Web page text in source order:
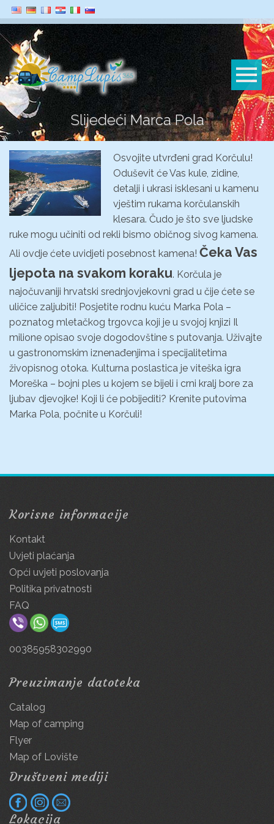
Slijedeći Marca Pola
Osvojite utvrđeni grad Korčulu!
Oduševit će Vas kule, zidine,
detalji i ukrasi isklesani u kamenu
vještim rukama korčulanskih
klesara. Čudo je što sve ljudske
ruke mogu učiniti od rekli bismo običnog sivog kamena.
Ali ovdje ćete uvidjeti posebnost kamena! Čeka Vas
ljepota na svakom koraku. Korčula je
najočuvaniji hrvatski srednjovjekovni grad u čije ćete se
uličice zaljubiti! Posjetite rodnu kuću Marka Pola –
poznatog mletačkog trgovca koji je u svojoj knjizi Il
milione opisao svoje dogodovštine s putovanja. Uživajte
u gastronomskim iznenađenjima i specijalitetima
živopisnog otoka. Kulturna poslastica je viteška igra
Moreška – bojni ples u kojem se bijeli i crni kralj bore za
ljubav djevojke! Koji li će pobijediti? Krenite putovima
Marka Pola, počnite u Korčuli!
Korisne informacije
Kontakt
Uvjeti plaćanja
Opći uvjeti poslovanja
Politika privatnosti
FAQ
00385958302990
Preuzimanje datoteka
Catalog
Map of camping
Flyer
Map of Lovište
Društveni mediji
Lokacija